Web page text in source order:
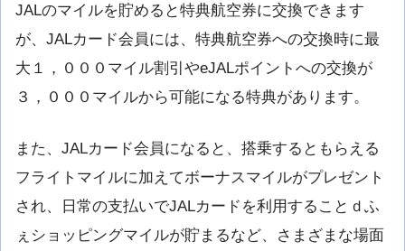
JALのマイルを貯めると特典航空券に交換できます
が、JALカード会員には、特典航空券への交換時に最
大１，０００マイル割引やeJALポイントへの交換が
３，０００マイルから可能になる特典があります。
また、JALカード会員になると、搭乗するともらえる
フライトマイルに加えてボーナスマイルがプレゼント
され、日常の支払いでJALカードを利用することｄふ
ぇショッピングマイルが貯まるなど、さまざまな場面